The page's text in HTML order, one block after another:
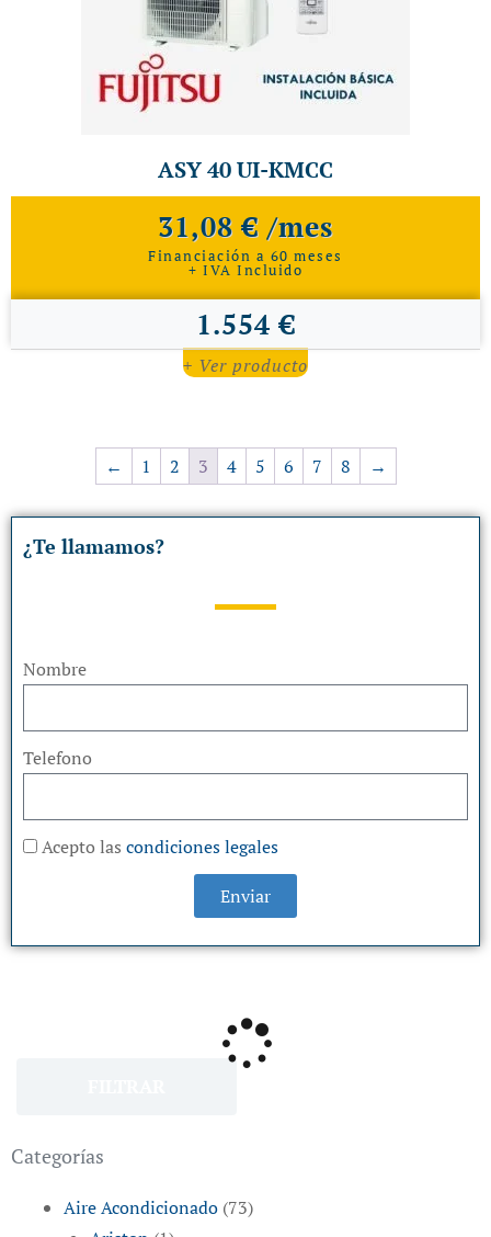
ASY 40 UI-KMCC
31,08 € /mes
Financiación a 60 meses
+ IVA Incluido
1.554 €
+ Ver producto
← 1 2 3 4 5 6 7 8 →
¿Te llamamos?
Nombre
Telefono
Acepto las condiciones legales
Enviar
Categorías
Aire Acondicionado (73)